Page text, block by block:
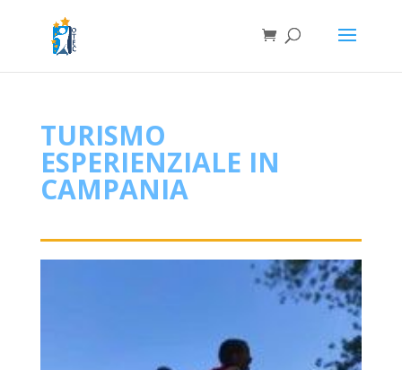
TURISMO
ESPERIENZIALE IN
CAMPANIA